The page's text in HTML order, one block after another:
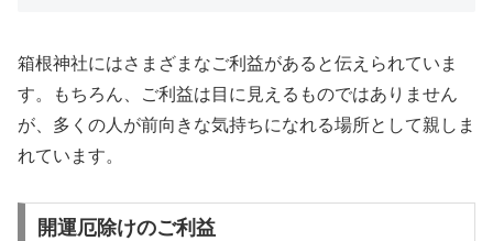
箱根神社にはさまざまなご利益があると伝えられていま
す。もちろん、ご利益は目に見えるものではありません
が、多くの人が前向きな気持ちになれる場所として親しま
れています。
開運厄除けのご利益